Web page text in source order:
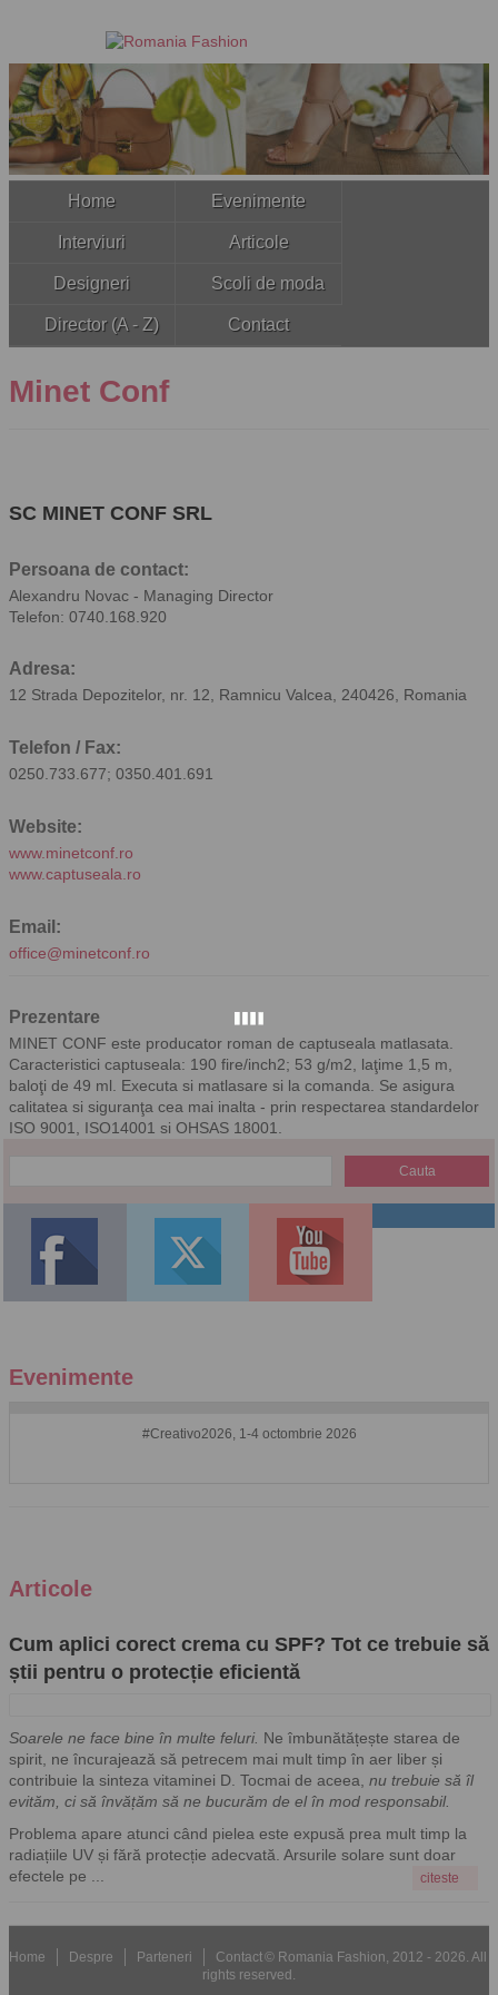
Home Evenimente
Interviuri Articole
Designeri Scoli de moda
Director (A - Z) Contact
Minet Conf
SC MINET CONF SRL
Persoana de contact:
Alexandru Novac - Managing Director
Telefon: 0740.168.920
Adresa:
12 Strada Depozitelor, nr. 12, Ramnicu Valcea, 240426, Romania
Telefon / Fax:
0250.733.677; 0350.401.691
Website:
www.minetconf.ro
www.captuseala.ro
Email:
office@minetconf.ro
Prezentare
MINET CONF este producator roman de captuseala matlasata.
Caracteristici captuseala: 190 fire/inch2; 53 g/m2, laţime 1,5 m,
baloţi de 49 ml. Executa si matlasare si la comanda. Se asigura
calitatea si siguranţa cea mai inalta - prin respectarea standardelor
ISO 9001, ISO14001 si OHSAS 18001.
Evenimente
#Creativo2026, 1-4 octombrie 2026
Articole
Cum aplici corect crema cu SPF? Tot ce trebuie să
știi pentru o protecție eficientă
Soarele ne face bine în multe feluri. Ne îmbunătățește starea de
spirit, ne încurajează să petrecem mai mult timp în aer liber și
contribuie la sinteza vitaminei D. Tocmai de aceea, nu trebuie să îl
evităm, ci să învățăm să ne bucurăm de el în mod responsabil.
Problema apare atunci când pielea este expusă prea mult timp la
radiațiile UV și fără protecție adecvată. Arsurile solare sunt doar
efectele pe ...
citeste
Home Despre Parteneri Contact© Romania Fashion, 2012 - 2026. All
rights reserved.